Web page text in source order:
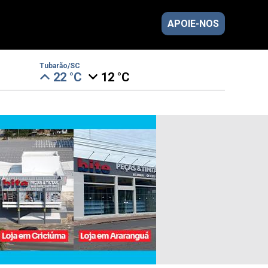
APOIE-NOS
Tubarão/SC
22 °C 12 °C